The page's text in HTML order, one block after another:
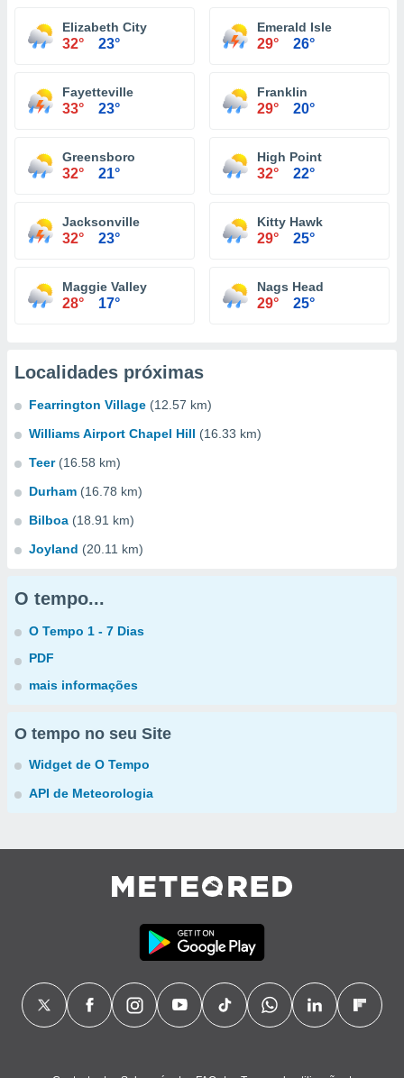
Elizabeth City
32° 23°
Emerald Isle
29° 26°
Fayetteville
33° 23°
Franklin
29° 20°
Greensboro
32° 21°
High Point
32° 22°
Jacksonville
32° 23°
Kitty Hawk
29° 25°
Maggie Valley
28° 17°
Nags Head
29° 25°
Localidades próximas
Fearrington Village (12.57 km)
Williams Airport Chapel Hill (16.33 km)
Teer (16.58 km)
Durham (16.78 km)
Bilboa (18.91 km)
Joyland (20.11 km)
O tempo...
O Tempo 1 - 7 Dias
PDF
mais informações
O tempo no seu Site
Widget de O Tempo
API de Meteorologia